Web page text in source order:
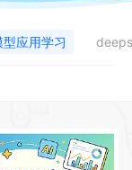
型应用学习